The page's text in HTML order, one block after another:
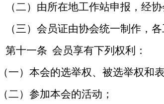
（二）由所在地工作站申报，经
（三）会员证由协会统一制作，各
第十一条 会员享有下列权利：
一）本会的选举权、被选举权和表
二）参加本会的活动；